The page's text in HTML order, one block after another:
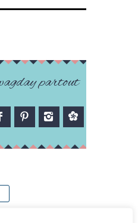
partout